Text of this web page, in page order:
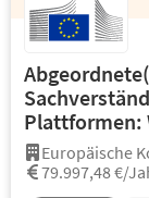
Plattformen:
Europäische
79.997,48 €/